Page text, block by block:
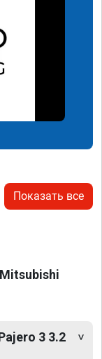
Показать все
3 3.2